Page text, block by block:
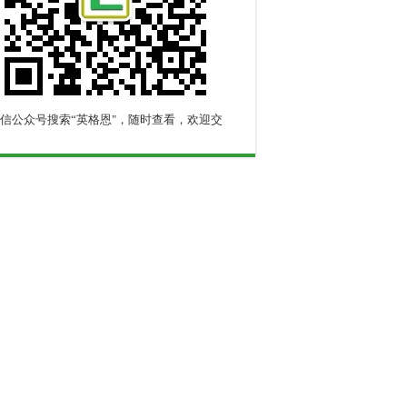
公众号搜索“英格恩"，随时查看，欢迎交